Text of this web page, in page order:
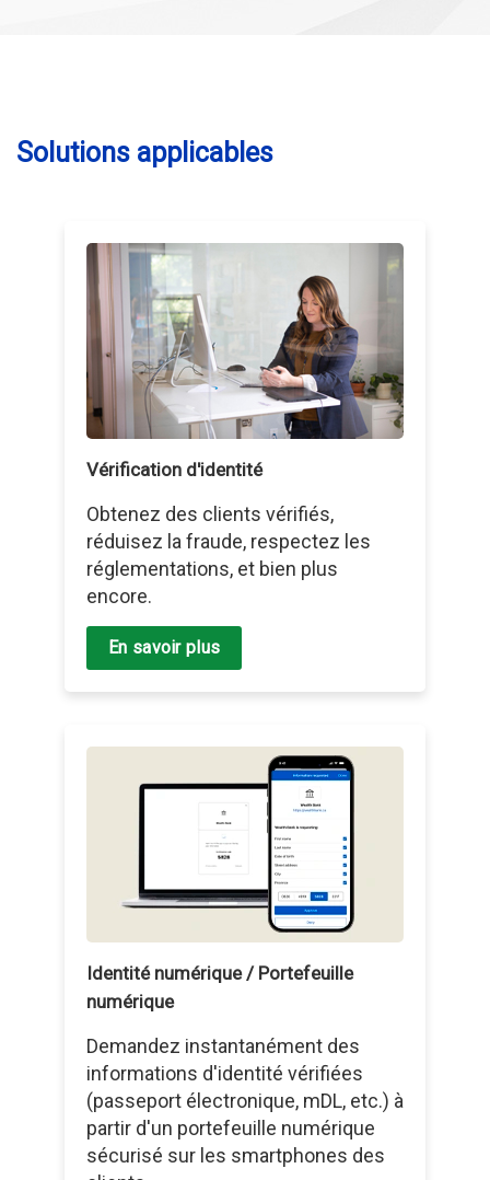
Solutions applicables
Vérification d'identité
Obtenez des clients vérifiés,
réduisez la fraude, respectez les
réglementations, et bien plus
encore.
En savoir plus
Identité numérique / Portefeuille
numérique
Demandez instantanément des
informations d'identité vérifiées
(passeport électronique, mDL, etc.) à
partir d'un portefeuille numérique
sécurisé sur les smartphones des